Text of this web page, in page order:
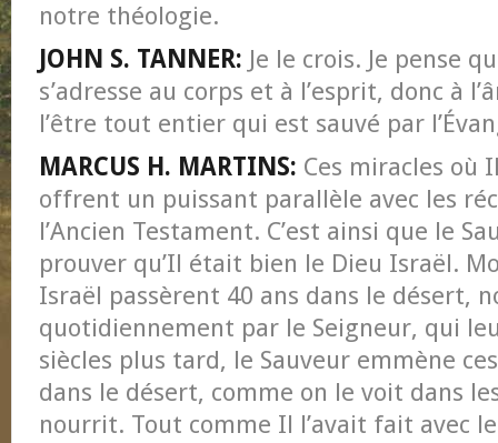
notre théologie.
JOHN S. TANNER: Je le crois. Je pense
s’adresse au corps et à l’esprit, donc à
l’être tout entier qui est sauvé par
MARCUS H. MARTINS: Ces miracles où
offrent un puissant parallèle avec les
l’Ancien Testament. C’est ainsi que le
prouver qu’Il était bien le Dieu Israël.
Israël passèrent 40 ans dans le désert,
quotidiennement par le Seigneur, qui
siècles plus tard, le Sauveur emmène
dans le désert, comme on le voit dans
nourrit. Tout comme Il l’avait fait avec